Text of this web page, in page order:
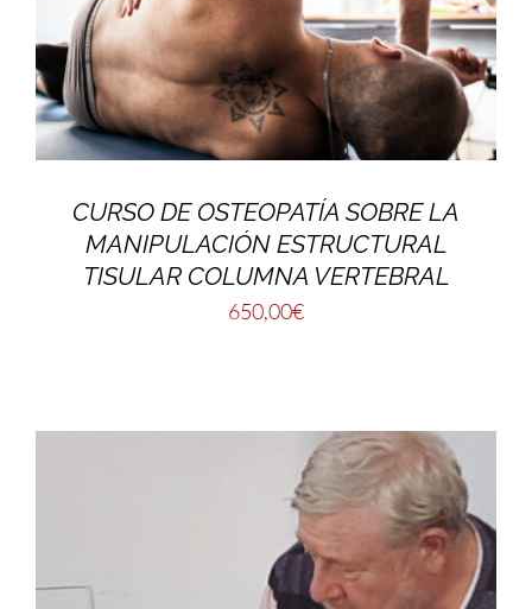
CURSO DE OSTEOPATÍA SOBRE LA
MANIPULACIÓN ESTRUCTURAL
TISULAR COLUMNA VERTEBRAL
650,00€